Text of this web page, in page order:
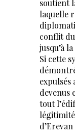
soutient
laquelle
conflit
jusqu’à
Si cette
expulsés
devenus
tout